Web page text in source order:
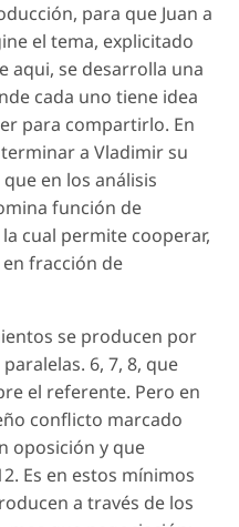
para que Juan a
el tema, explicitado
aqui, se desarrolla una
cada uno tiene idea
para compartirlo. En
a Vladimir su
en los análisis
función de
cual permite cooperar,
fracción de
se producen por
6, 7, 8, que
el referente. Pero en
conflicto marcado
oposición y que
Es en estos mínimos
a través de los